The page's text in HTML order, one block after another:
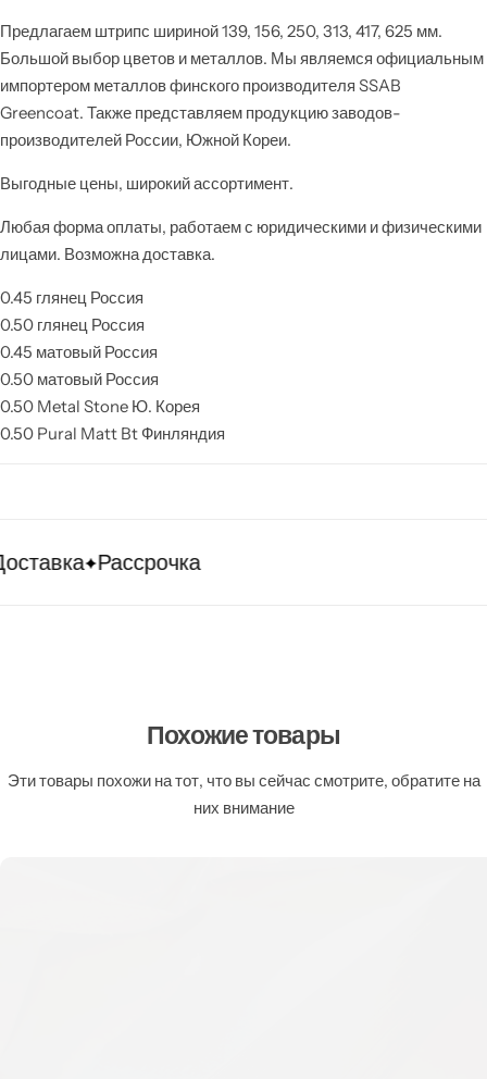
Предлагаем штрипс шириной 139, 156, 250, 313, 417, 625 мм.
Большой выбор цветов и металлов. Мы являемся официальным
импортером металлов финского производителя SSAB
Greencoat. Также представляем продукцию заводов-
производителей России, Южной Кореи.
Выгодные цены, широкий ассортимент.
Любая форма оплаты, работаем с юридическими и физическими
лицами. Возможна доставка.
0.45 глянец Россия
0.50 глянец Россия
0.45 матовый Россия
0.50 матовый Россия
0.50 Metal Stone Ю. Корея
0.50 Pural Matt Bt Финляндия
Рассрочка
Похожие товары
Эти товары похожи на тот, что вы сейчас смотрите, обратите на
них внимание